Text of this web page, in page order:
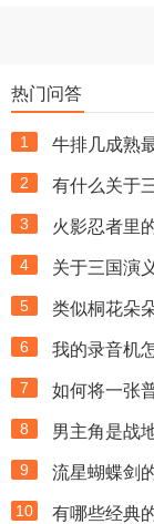
热门问答
1 牛排几成熟
2 有什么关于
3 火影忍者里
4 关于三国演
5 类似桐花朵
6 我的录音机
7 如何将一张
8 男主角是战
9 流星蝴蝶剑
10 有哪些经典